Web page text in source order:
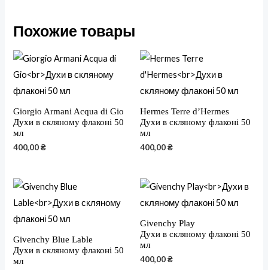
Похожие товары
Giorgio Armani Acqua di Gio
Духи в скляному флаконі 50
мл
400,00₴
Hermes Terre d’Hermes
Духи в скляному флаконі 50
мл
400,00₴
Givenchy Blue Lable
Духи в скляному флаконі 50
мл
Givenchy Play
Духи в скляному флаконі 50
мл
400,00₴